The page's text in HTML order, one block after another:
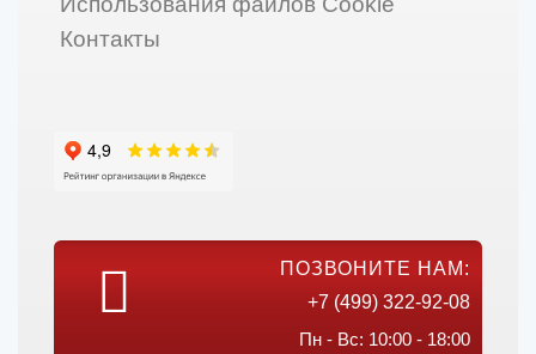
Контакты
ПОЗВОНИТЕ НАМ:
+7 (499) 322-92-08
Пн - Вс: 10:00 - 18:00